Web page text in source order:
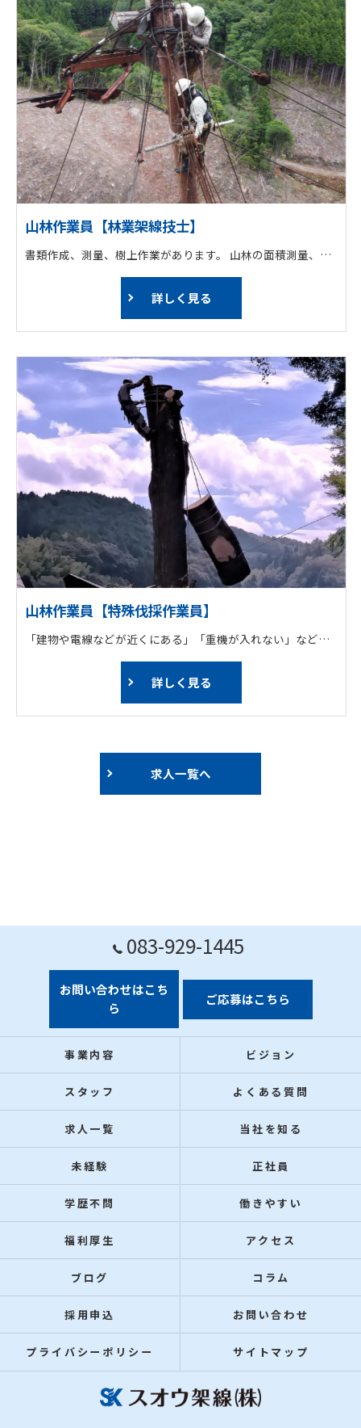
山林作業員【林業架線技士】
書類作成、測量、樹上作業があります。 山林の面積測量、毎木調査等、施業を行ううえで必要な調査を行います。 また、森林の環境状態を把握するために、植生調査も行っています。
詳しく見る
山林作業員【特殊伐採作業員】
「建物や電線などが近くにある」「重機が入れない」など特殊な場所で、倒すことができない高木や巨木に登って「ロープワーク」技術を使い、上から少しずつ吊るしながら安全に伐採します。
詳しく見る
求人一覧へ
083-929-1445
お問い合わせはこち
ら
ご応募はこちら
事業内容 ビジョン
スタッフ よくある質問
求人一覧 当社を知る
未経験 正社員
学歴不問 働きやすい
福利厚生 アクセス
ブログ コラム
採用申込 お問い合わせ
プライバシーポリシー サイトマップ